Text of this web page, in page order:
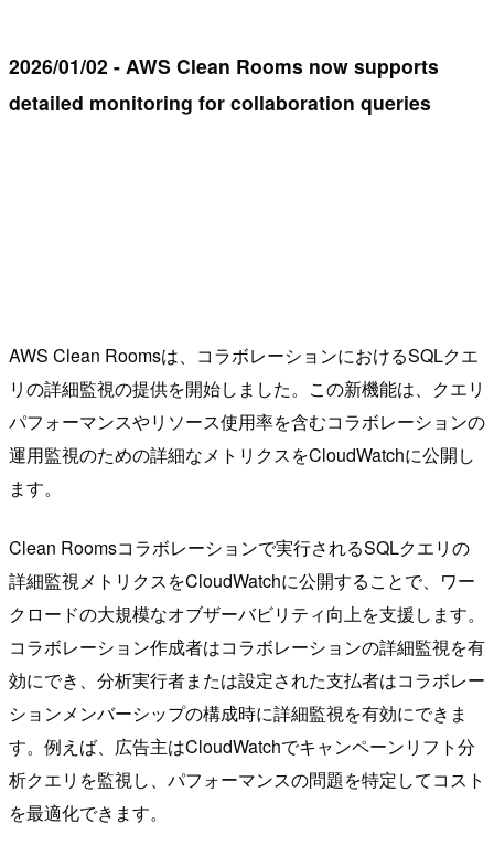
2026/01/02 - AWS Clean Rooms now supports
detailed monitoring for collaboration queries
AWS Clean Roomsは、コラボレーションにおけるSQLクエ
リの詳細監視の提供を開始しました。この新機能は、クエリ
パフォーマンスやリソース使用率を含むコラボレーションの
運用監視のための詳細なメトリクスをCloudWatchに公開し
ます。
Clean Roomsコラボレーションで実行されるSQLクエリの
詳細監視メトリクスをCloudWatchに公開することで、ワー
クロードの大規模なオブザーバビリティ向上を支援します。
コラボレーション作成者はコラボレーションの詳細監視を有
効にでき、分析実行者または設定された支払者はコラボレー
ションメンバーシップの構成時に詳細監視を有効にできま
す。例えば、広告主はCloudWatchでキャンペーンリフト分
析クエリを監視し、パフォーマンスの問題を特定してコスト
を最適化できます。